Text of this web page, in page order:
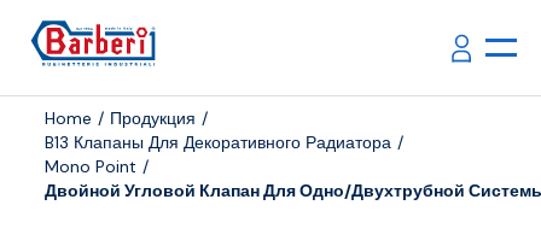
Home
Продукция
B13 Клапаны Для Декоративного Радиатора
Mono Point
Двойной Угловой Клапан Для Одно/двухтрубной